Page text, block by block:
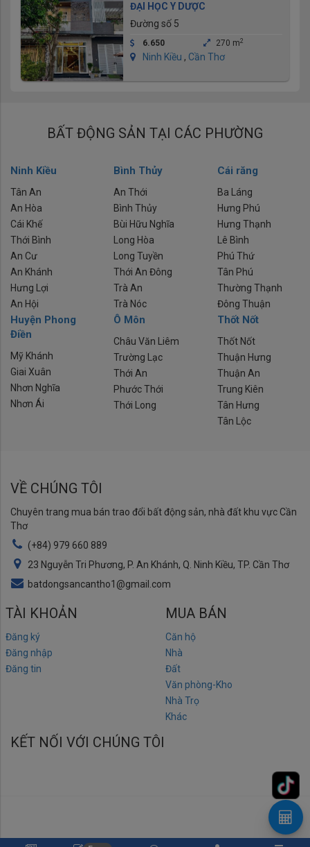
ĐẠI HỌC Y DƯỢC
Đường số 5
6.650 270 m2
Ninh Kiều , Cần Thơ
BẤT ĐỘNG SẢN TẠI CÁC PHƯỜNG
Ninh Kiều
Tân An
An Hòa
Cái Khế
Thới Bình
An Cư
An Khánh
Hưng Lợi
An Hội
Bình Thủy
An Thới
Bình Thủy
Bùi Hữu Nghĩa
Long Hòa
Long Tuyền
Thới An Đông
Trà An
Trà Nóc
Cái răng
Ba Láng
Hưng Phú
Hưng Thạnh
Lê Bình
Phú Thứ
Tân Phú
Thường Thạnh
Đông Thuận
Huyện Phong
Điền
Mỹ Khánh
Giai Xuân
Nhơn Nghĩa
Nhơn Ái
Ô Môn
Châu Văn Liêm
Trường Lạc
Thới An
Phước Thới
Thới Long
Thốt Nốt
Thốt Nốt
Thuận Hưng
Thuận An
Trung Kiên
Tân Hưng
Tân Lộc
VỀ CHÚNG TÔI
Chuyên trang mua bán trao đổi bất động sản, nhà đất khu vực Cần
Thơ
(+84) 979 660 889
23 Nguyễn Tri Phương, P. An Khánh, Q. Ninh Kiều, TP. Cần Thơ
batdongsancantho1@gmail.com
TÀI KHOẢN
Đăng ký
Đăng nhập
Đăng tin
MUA BÁN
Căn hộ
Nhà
Đất
Văn phòng-Kho
Nhà Trọ
Khác
KẾT NỐI VỚI CHÚNG TÔI